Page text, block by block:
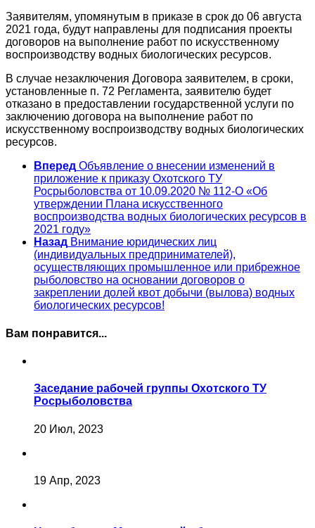
Заявителям, упомянутым в приказе в срок до 06 августа
2021 года, будут направлены для подписания проекты
договоров на выполнение работ по искусственному
воспроизводству водных биологических ресурсов.
В случае незаключения Договора заявителем, в сроки,
установленные п. 72 Регламента, заявителю будет
отказано в предоставлении государственной услуги по
заключению договора на выполнение работ по
искусственному воспроизводству водных биологических
ресурсов.
Вперед Объявление о внесении изменений в
приложение к приказу Охотского ТУ
Росрыболовства от 10.09.2020 № 112-О «Об
утверждении Плана искусственного
воспроизводства водных биологических ресурсов в
2021 году»
Назад Внимание юридических лиц
(индивидуальных предпринимателей),
осуществляющих промышленное или прибрежное
рыболовство на основании договоров о
закреплении долей квот добычи (вылова) водных
биологических ресурсов!
Вам понравится...
Заседание рабочей группы Охотского ТУ
Росрыболовства
20 Июл, 2023
19 Апр, 2023